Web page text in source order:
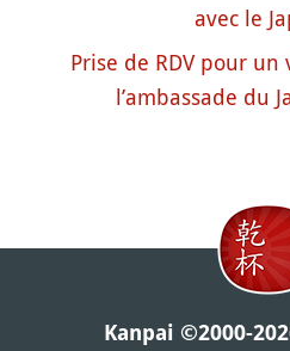
avec le
Prise de RDV pour
l’ambassade du
Kanpai ©2000-